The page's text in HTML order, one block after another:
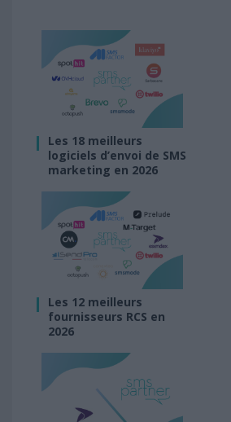
Les 18 meilleurs
logiciels d’envoi de SMS
marketing en 2026
Les 12 meilleurs
fournisseurs RCS en
2026